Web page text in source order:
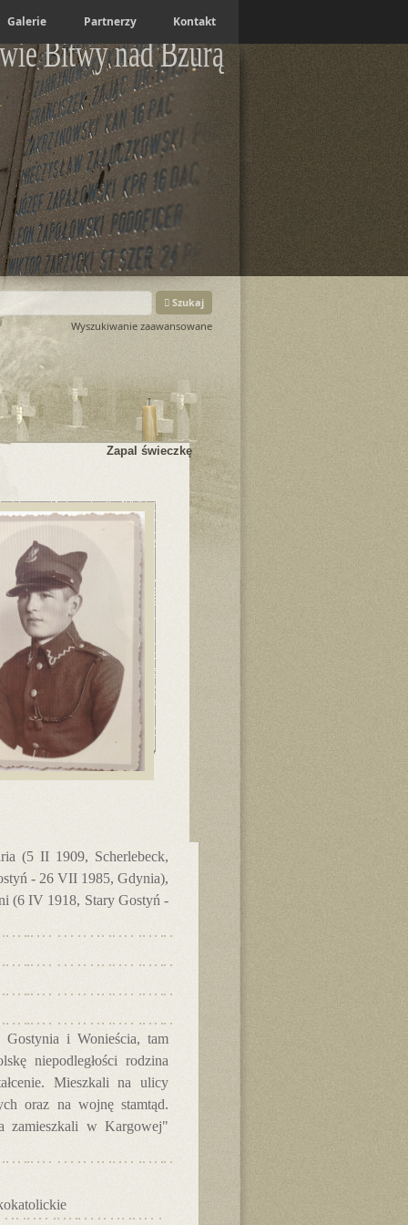
Galerie Partnerzy Kontakt
Bitwy nad Bzurą
Szukaj
Wyszukiwanie zaawansowane
Zapal świeczkę
(5 II 1909, Scherlebeck,
- 26 VII 1985, Gdynia),
(6 IV 1918, Stary Gostyń -
Gostynia i Wonieścia, tam
niepodległości rodzina
Mieszkali na ulicy
oraz na wojnę stamtąd.
zamieszkali w Kargowej"